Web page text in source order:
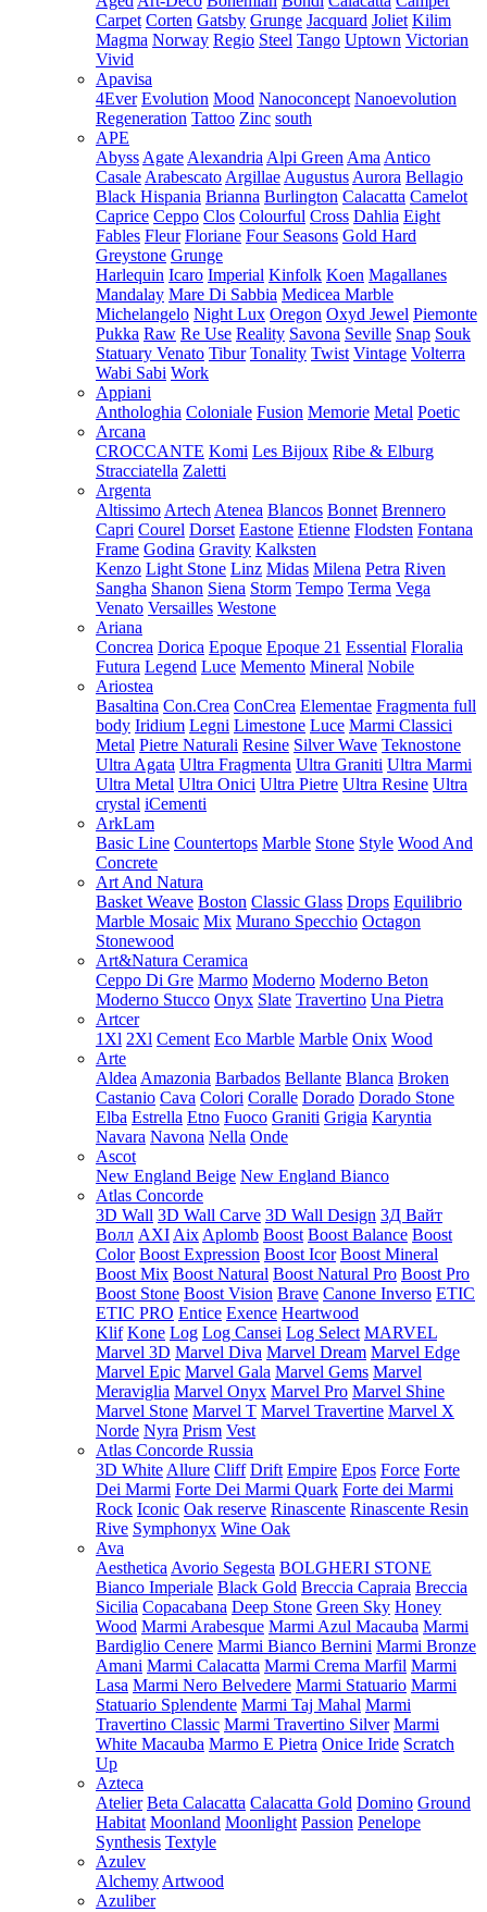
Carpet Corten Gatsby Grunge Jacquard Joliet Kilim
Magma Norway Regio Steel Tango Uptown Victorian
Vivid
Apavisa
4Ever Evolution Mood Nanoconcept Nanoevolution
Regeneration Tattoo Zinc south
APE
Abyss Agate Alexandria Alpi Green Ama Antico
Casale Arabescato Argillae Augustus Aurora Bellagio
Black Hispania Brianna Burlington Calacatta Camelot
Caprice Ceppo Clos Colourful Cross Dahlia Eight
Fables Fleur Floriane Four Seasons Gold Hard
Greystone Grunge
Harlequin Icaro Imperial Kinfolk Koen Magallanes
Mandalay Mare Di Sabbia Medicea Marble
Michelangelo Night Lux Oregon Oxyd Jewel Piemonte
Pukka Raw Re Use Reality Savona Seville Snap Souk
Statuary Venato Tibur Tonality Twist Vintage Volterra
Wabi Sabi Work
Appiani
Anthologhia Coloniale Fusion Memorie Metal Poetic
Arcana
CROCCANTE Komi Les Bijoux Ribe & Elburg
Stracciatella Zaletti
Argenta
Altissimo Artech Atenea Blancos Bonnet Brennero
Capri Courel Dorset Eastone Etienne Flodsten Fontana
Frame Godina Gravity Kalksten
Kenzo Light Stone Linz Midas Milena Petra Riven
Sangha Shanon Siena Storm Tempo Terma Vega
Venato Versailles Westone
Ariana
Concrea Dorica Epoque Epoque 21 Essential Floralia
Futura Legend Luce Memento Mineral Nobile
Ariostea
Basaltina Con.Crea ConCrea Elementae Fragmenta full
body Iridium Legni Limestone Luce Marmi Classici
Metal Pietre Naturali Resine Silver Wave Teknostone
Ultra Agata Ultra Fragmenta Ultra Graniti Ultra Marmi
Ultra Metal Ultra Onici Ultra Pietre Ultra Resine Ultra
crystal iCementi
ArkLam
Basic Line Countertops Marble Stone Style Wood And
Concrete
Art And Natura
Basket Weave Boston Classic Glass Drops Equilibrio
Marble Mosaic Mix Murano Specchio Octagon
Stonewood
Art&Natura Ceramica
Ceppo Di Gre Marmo Moderno Moderno Beton
Moderno Stucco Onyx Slate Travertino Una Pietra
Artcer
1Xl 2Xl Cement Eco Marble Marble Onix Wood
Arte
Aldea Amazonia Barbados Bellante Blanca Broken
Castanio Cava Colori Coralle Dorado Dorado Stone
Elba Estrella Etno Fuoco Graniti Grigia Karyntia
Navara Navona Nella Onde
Ascot
New England Beige New England Bianco
Atlas Concorde
3D Wall 3D Wall Carve 3D Wall Design 3Д Вайт
Волл AXI Aix Aplomb Boost Boost Balance Boost
Color Boost Expression Boost Icor Boost Mineral
Boost Mix Boost Natural Boost Natural Pro Boost Pro
Boost Stone Boost Vision Brave Canone Inverso ETIC
ETIC PRO Entice Exence Heartwood
Klif Kone Log Log Cansei Log Select MARVEL
Marvel 3D Marvel Diva Marvel Dream Marvel Edge
Marvel Epic Marvel Gala Marvel Gems Marvel
Meraviglia Marvel Onyx Marvel Pro Marvel Shine
Marvel Stone Marvel T Marvel Travertine Marvel X
Norde Nyra Prism Vest
Atlas Concorde Russia
3D White Allure Cliff Drift Empire Epos Force Forte
Dei Marmi Forte Dei Marmi Quark Forte dei Marmi
Rock Iconic Oak reserve Rinascente Rinascente Resin
Rive Symphonyx Wine Oak
Ava
Aesthetica Avorio Segesta BOLGHERI STONE
Bianco Imperiale Black Gold Breccia Capraia Breccia
Sicilia Copacabana Deep Stone Green Sky Honey
Wood Marmi Arabesque Marmi Azul Macauba Marmi
Bardiglio Cenere Marmi Bianco Bernini Marmi Bronze
Amani Marmi Calacatta Marmi Crema Marfil Marmi
Lasa Marmi Nero Belvedere Marmi Statuario Marmi
Statuario Splendente Marmi Taj Mahal Marmi
Travertino Classic Marmi Travertino Silver Marmi
White Macauba Marmo E Pietra Onice Iride Scratch
Up
Azteca
Atelier Beta Calacatta Calacatta Gold Domino Ground
Habitat Moonland Moonlight Passion Penelope
Synthesis Textyle
Azulev
Alchemy Artwood
Azuliber